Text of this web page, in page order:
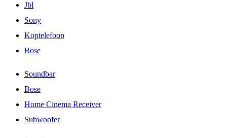
Jbl
Sony
Koptelefoon
Bose
Soundbar
Bose
Home Cinema Receiver
Subwoofer